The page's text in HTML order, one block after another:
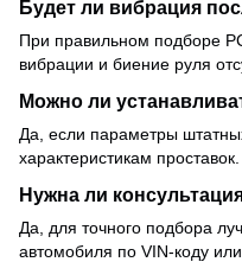
Будет ли вибрация
При правильном подборе
вибрации и биение руля
Можно ли
Да, если параметры
характеристикам проставок.
Нужна ли
Да, для точного подбора
автомобиля по VIN-коду